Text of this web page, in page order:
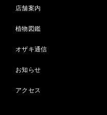
店舗案内
植物図鑑
オザキ通信
お知らせ
アクセス